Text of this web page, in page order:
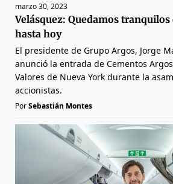
marzo 30, 2023
Velásquez: Quedamos
hasta hoy
El presidente de Grupo Argos, Jorge
anunció la entrada de Cementos
Valores de Nueva York durante la
accionistas.
PorSebastián Montes